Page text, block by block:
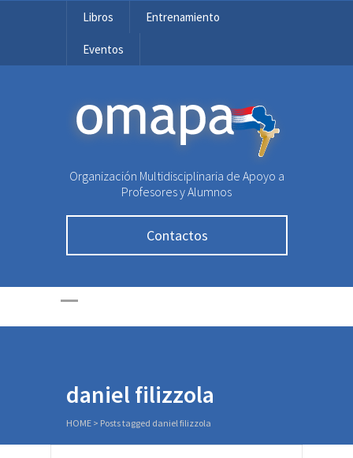
Libros Entrenamiento
Eventos
OMAPA
Organización Multidisciplinaria de Apoyo a
Profesores y Alumnos
Contactos
daniel filizzola
HOME > Posts tagged daniel filizzola